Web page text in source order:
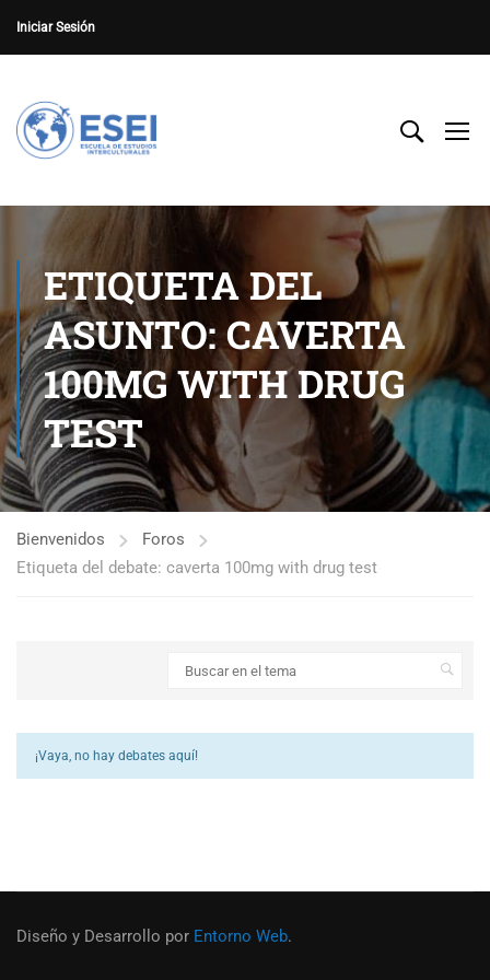
Iniciar Sesión
ETIQUETA DEL
ASUNTO: CAVERTA
100MG WITH DRUG
TEST
Bienvenidos
Foros
Etiqueta del debate: caverta 100mg with drug test
¡Vaya, no hay debates aquí!
Diseño y Desarrollo por Entorno Web.